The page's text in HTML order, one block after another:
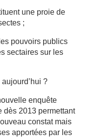
une proie de
;
pouvoirs publics
sectaires sur les
aujourd’hui ?
enquête
dès 2013 permettant
constat mais
apportées par les